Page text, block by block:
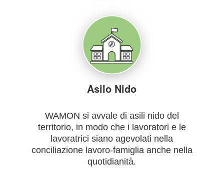
Asilo Nido
WAMON si avvale di asili nido del
territorio, in modo che i lavoratori e le
lavoratrici siano agevolati nella
conciliazione lavoro-famiglia anche nella
quotidianità.